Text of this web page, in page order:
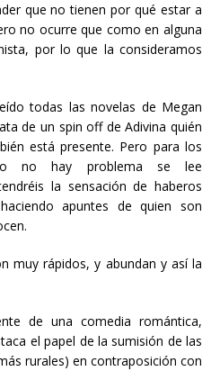
que no tienen por qué estar a
no ocurre que como en alguna
por lo que la consideramos
todas las novelas de Megan
de un spin off de Adivina quién
está presente. Pero para los
no hay problema se lee
la sensación de haberos
apuntes de quien son
muy rápidos, y abundan y así la
de una comedia romántica,
el papel de la sumisión de las
rurales) en contraposición con